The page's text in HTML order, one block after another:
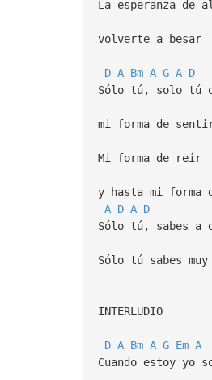
La esperanza de
volverte a besar
D A Bm A G A D
Sólo tú, solo tú
mi forma de
Mi forma de reír
y hasta mi forma
A D A D
Sólo tú, sabes a
Sólo tú sabes
INTERLUDIO
D A Bm A G Em A
Cuando estoy yo